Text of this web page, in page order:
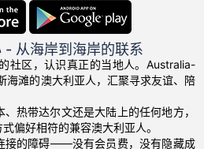
- 从海岸到海岸的联系
社区，认识真正的当地人。Australia-
海滩的澳大利亚人，汇聚寻求友谊、陪
热带达尔文还是大陆上的任何地方，
偏好相符的兼容澳大利亚人。
接的障碍——没有会员费，没有隐藏成